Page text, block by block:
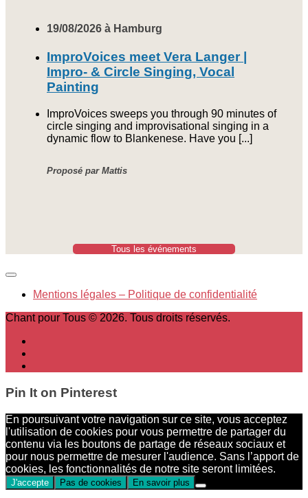
19/08/2026 à Hamburg
ImproVoices meet Vera Langer |
Impro- & Circle Singing, Vocal
Painting
ImproVoices sweeps you through 90 minutes of
circle singing and improvisational singing in a
dynamic flow to Blankenese. Have you [...]
Proposé par Mattis
Tous les événements
Mentions légales – Politique de confidentialité
Chant pour Tous © 2026. Tous droits réservés.
Pin It on Pinterest
En poursuivant votre navigation sur ce site, vous acceptez
l'utilisation de cookies pour vous permettre de partager du
contenu via les boutons de partage de réseaux sociaux et
pour nous permettre de mesurer l'audience. Sans l’apport de
cookies, les fonctionnalités de notre site seront limitées.
J'accepte Pas de cookies En savoir plus